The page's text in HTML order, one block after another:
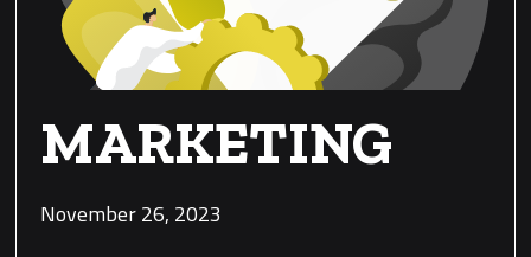
MARKETING
November 26, 2023